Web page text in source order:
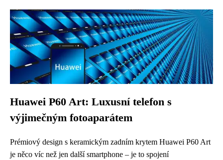
Huawei P60 Art: Luxusní telefon s
výjimečným fotoaparátem
Prémiový design s keramickým zadním krytem Huawei P60 Art
je něco víc než jen další smartphone – je to spojení